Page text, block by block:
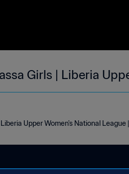
Girls | Liberia
Upper Women's National